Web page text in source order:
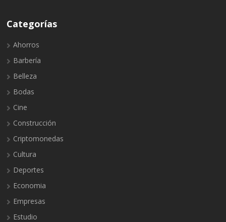
Categorías
Ahorros
Barbería
Belleza
Bodas
Cine
Construcción
Criptomonedas
Cultura
Deportes
Economia
Empresas
Estudio